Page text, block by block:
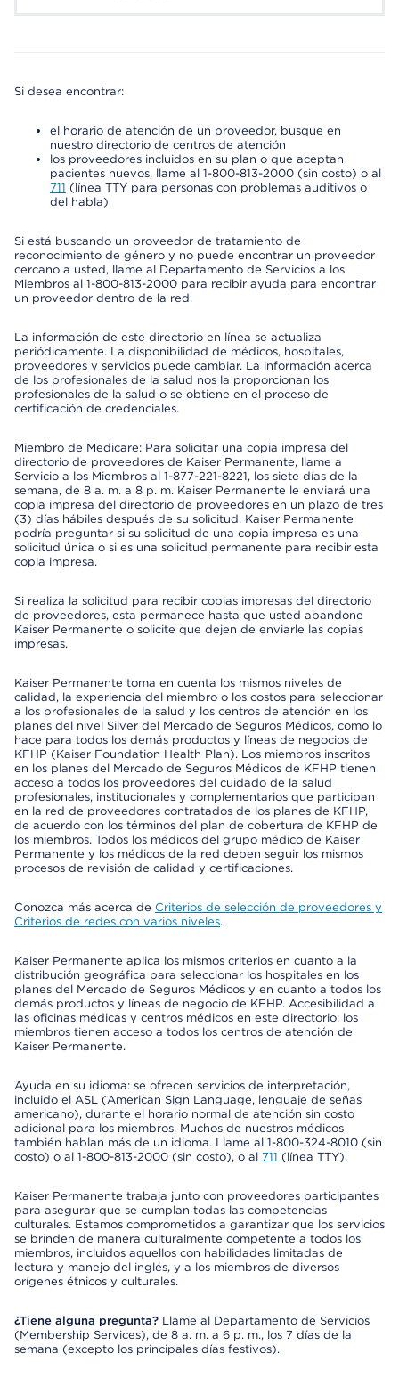
Si desea encontrar:
el horario de atención de un proveedor, busque en
nuestro directorio de centros de atención
los proveedores incluidos en su plan o que aceptan
pacientes nuevos, llame al 1-800-813-2000 (sin costo) o al
711 (línea TTY para personas con problemas auditivos o
del habla)
Si está buscando un proveedor de tratamiento de
reconocimiento de género y no puede encontrar un proveedor
cercano a usted, llame al Departamento de Servicios a los
Miembros al 1-800-813-2000 para recibir ayuda para encontrar
un proveedor dentro de la red.
La información de este directorio en línea se actualiza
periódicamente. La disponibilidad de médicos, hospitales,
proveedores y servicios puede cambiar. La información acerca
de los profesionales de la salud nos la proporcionan los
profesionales de la salud o se obtiene en el proceso de
certificación de credenciales.
Miembro de Medicare: Para solicitar una copia impresa del
directorio de proveedores de Kaiser Permanente, llame a
Servicio a los Miembros al 1-877-221-8221, los siete días de la
semana, de 8 a. m. a 8 p. m. Kaiser Permanente le enviará una
copia impresa del directorio de proveedores en un plazo de tres
(3) días hábiles después de su solicitud. Kaiser Permanente
podría preguntar si su solicitud de una copia impresa es una
solicitud única o si es una solicitud permanente para recibir esta
copia impresa.
Si realiza la solicitud para recibir copias impresas del directorio
de proveedores, esta permanece hasta que usted abandone
Kaiser Permanente o solicite que dejen de enviarle las copias
impresas.
Kaiser Permanente toma en cuenta los mismos niveles de
calidad, la experiencia del miembro o los costos para seleccionar
a los profesionales de la salud y los centros de atención en los
planes del nivel Silver del Mercado de Seguros Médicos, como lo
hace para todos los demás productos y líneas de negocios de
KFHP (Kaiser Foundation Health Plan). Los miembros inscritos
en los planes del Mercado de Seguros Médicos de KFHP tienen
acceso a todos los proveedores del cuidado de la salud
profesionales, institucionales y complementarios que participan
en la red de proveedores contratados de los planes de KFHP,
de acuerdo con los términos del plan de cobertura de KFHP de
los miembros. Todos los médicos del grupo médico de Kaiser
Permanente y los médicos de la red deben seguir los mismos
procesos de revisión de calidad y certificaciones.
Conozca más acerca de Criterios de selección de proveedores y
Criterios de redes con varios niveles.
Kaiser Permanente aplica los mismos criterios en cuanto a la
distribución geográfica para seleccionar los hospitales en los
planes del Mercado de Seguros Médicos y en cuanto a todos los
demás productos y líneas de negocio de KFHP. Accesibilidad a
las oficinas médicas y centros médicos en este directorio: los
miembros tienen acceso a todos los centros de atención de
Kaiser Permanente.
Ayuda en su idioma: se ofrecen servicios de interpretación,
incluido el ASL (American Sign Language, lenguaje de señas
americano), durante el horario normal de atención sin costo
adicional para los miembros. Muchos de nuestros médicos
también hablan más de un idioma. Llame al 1-800-324-8010 (sin
costo) o al 1-800-813-2000 (sin costo), o al 711 (línea TTY).
Kaiser Permanente trabaja junto con proveedores participantes
para asegurar que se cumplan todas las competencias
culturales. Estamos comprometidos a garantizar que los servicios
se brinden de manera culturalmente competente a todos los
miembros, incluidos aquellos con habilidades limitadas de
lectura y manejo del inglés, y a los miembros de diversos
orígenes étnicos y culturales.
¿Tiene alguna pregunta? Llame al Departamento de Servicios
(Membership Services), de 8 a. m. a 6 p. m., los 7 días de la
semana (excepto los principales días festivos).